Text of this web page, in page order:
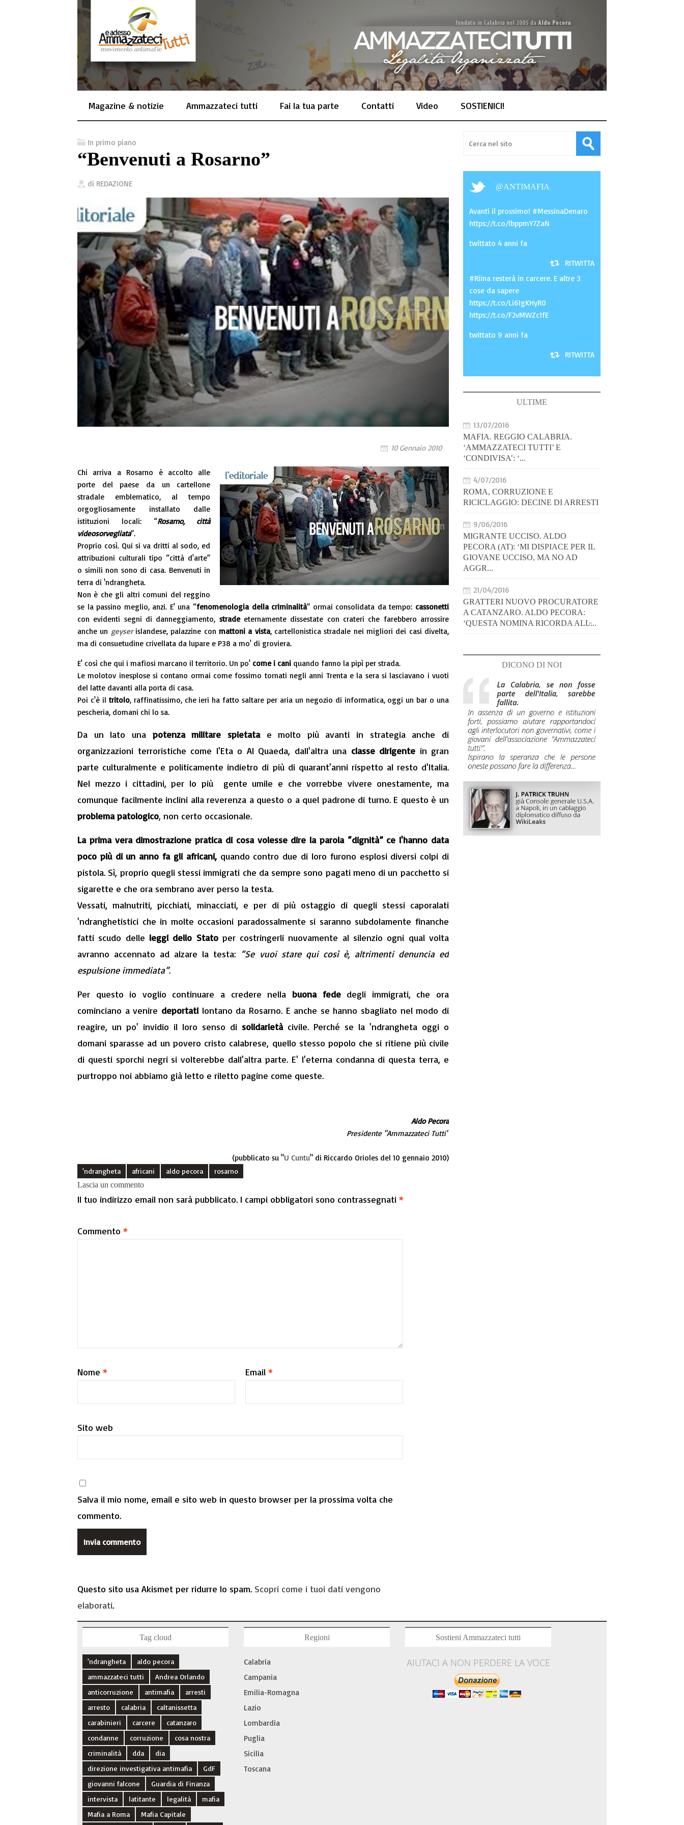
Magazine & notizie Ammazzateci tutti Fai la tua parte Contatti Video SOSTIENICI!
In primo piano
“Benvenuti a Rosarno”
di REDAZIONE
10 Gennaio 2010
Chi arriva a Rosarno è accolto alle
porte del paese da un cartellone
stradale emblematico, al tempo
orgogliosamente installato dalle
istituzioni locali: “Rosarno, città
videosorvegliata”.
Proprio così. Qui si va dritti al sodo, ed
attribuzioni culturali tipo “città d'arte”
o simili non sono di casa. Benvenuti in
terra di 'ndrangheta.
Non è che gli altri comuni del reggino
se la passino meglio, anzi. E' una “fenomenologia della criminalità” ormai consolidata da tempo: cassonetti
con evidenti segni di danneggiamento, strade eternamente dissestate con crateri che farebbero arrossire
anche un geyserislandese, palazzine conmattoni a vista, cartellonistica stradale nei migliori dei casi divelta,
ma di consuetudine crivellata da lupare e P38 a mo' di groviera.
E' così che qui i mafiosi marcano il territorio. Un po' come i cani quando fanno la pipì per strada.
Le molotov inesplose si contano ormai come fossimo tornati negli anni Trenta e la sera si lasciavano i vuoti
del latte davanti alla porta di casa.
Poi c'è il tritolo, raffinatissimo, che ieri ha fatto saltare per aria un negozio di informatica, oggi un bar o una
pescheria, domani chi lo sa.
Da un lato una potenza militare spietata e molto più avanti in strategia anche di
organizzazioni terroristiche come l'Eta o Al Quaeda, dall'altra una classe dirigente in gran
parte culturalmente e politicamente indietro di più di quarant'anni rispetto al resto d'Italia.
Nel mezzo i cittadini, per lo più gente umile e che vorrebbe vivere onestamente, ma
comunque facilmente inclini alla reverenza a questo o a quel padrone di turno. E questo è un
problema patologico, non certo occasionale.
La prima vera dimostrazione pratica di cosa volesse dire la parola “dignità” ce l'hanno data
poco più di un anno fa gli africani,quando contro due di loro furono esplosi diversi colpi di
pistola. Sì, proprio quegli stessi immigrati che da sempre sono pagati meno di un pacchetto si
sigarette e che ora sembrano aver perso la testa.
Vessati, malnutriti, picchiati, minacciati, e per di più ostaggio di quegli stessi caporalati
'ndranghetistici che in molte occasioni paradossalmente si saranno subdolamente finanche
fatti scudo delle leggi dello Statoper costringerli nuovamente al silenzio ogni qual volta
avranno accennato ad alzare la testa: “Se vuoi stare qui così è, altrimenti denuncia ed
espulsione immediata”.
Per questo io voglio continuare a credere nella buona fededegli immigrati, che ora
cominciano a venire deportatilontano da Rosarno. E anche se hanno sbagliato nel modo di
reagire, un po' invidio il loro senso di solidarietàcivile. Perché se la 'ndrangheta oggi o
domani sparasse ad un povero cristo calabrese, quello stesso popolo che si ritiene più civile
di questi sporchi negri si volterebbe dall'altra parte. E' l'eterna condanna di questa terra, e
purtroppo noi abbiamo già letto e riletto pagine come queste.
Aldo Pecora
Presidente "Ammazzateci Tutti"
(pubblicato su "U Cuntu" di Riccardo Orioles del 10 gennaio 2010)
'ndrangheta africani aldo pecora
rosarno
Lascia un commento
Il tuo indirizzo email non sarà pubblicato. I campi obbligatori sono contrassegnati *
Commento *
Nome * Email *
Sito web
Salva il mio nome, email e sito web in questo browser per la prossima volta che
commento.
Questo sito usa Akismet per ridurre lo spam. Scopri come i tuoi dati vengono
elaborati.
@ANTIMAFIA
Avanti il prossimo! #MessinaDenaro
https://t.co/lbppmY7ZaN
twittato 4 anni fa
RITWITTA
#Riina resterà in carcere. E altre 3
cose da sapere
https://t.co/Li61gKHyR0
https://t.co/F2vMWZc1fE
twittato 9 anni fa
RITWITTA
ULTIME
13/07/2016
MAFIA. REGGIO CALABRIA.
‘AMMAZZATECI TUTTI’ E
‘CONDIVISA’: ‘...
4/07/2016
ROMA, CORRUZIONE E
RICICLAGGIO: DECINE DI ARRESTI
9/06/2016
MIGRANTE UCCISO. ALDO
PECORA (AT): ‘MI DISPIACE PER IL
GIOVANE UCCISO, MA NO AD
AGGR...
21/04/2016
GRATTERI NUOVO PROCURATORE
A CATANZARO. ALDO PECORA:
‘QUESTA NOMINA RICORDA ALL̵...
DICONO DI NOI
Tag cloud
'ndrangheta
aldo pecora
ammazzateci tutti
Andrea Orlando
anticorruzione
antimafia
arresti
arresto
calabria
caltanissetta
carabinieri
carcere
catanzaro
condanne
corruzione
cosa nostra
criminalità
dda
dia
direzione investigativa antimafia
GdF
giovanni falcone
Guardia di Finanza
intervista
latitante legalità
mafia
Mafia a Roma
Mafia Capitale
Regioni
Calabria
Campania
Emilia-Romagna
Lazio
Lombardia
Puglia
Sicilia
Toscana
Sostieni Ammazzateci tutti
AIUTACI A NON PERDERE LA VOCE